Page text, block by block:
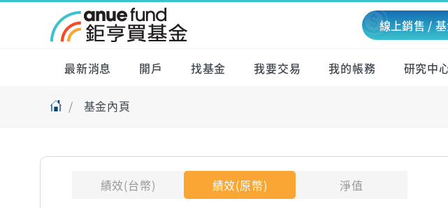
線上銷售 /
最新消息 開戶 找基金 我要交易 我的帳務 研究中
基金內頁
績效(台幣) 績效(原幣)
淨值